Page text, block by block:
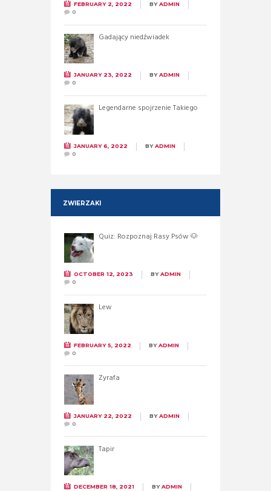
FEBRUARY 2, 2022 BYADMIN
0
Gadający niedźwiadek
JANUARY 23, 2022 BYADMIN
0
Legendarne spojrzenie Takiego
JANUARY 6, 2022 BYADMIN
0
ZWIERZAKI
Quiz: Rozpoznaj Rasy Psów 🐶
OCTOBER 12, 2023 BYADMIN
0
Lew
FEBRUARY 5, 2022 BYADMIN
0
Żyrafa
JANUARY 22, 2022 BYADMIN
0
Tapir
DECEMBER 18, 2021 BYADMIN